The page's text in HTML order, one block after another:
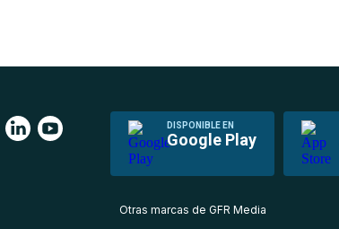
DISPONIBLE EN
Google Play
Otras marcas de GFR Media